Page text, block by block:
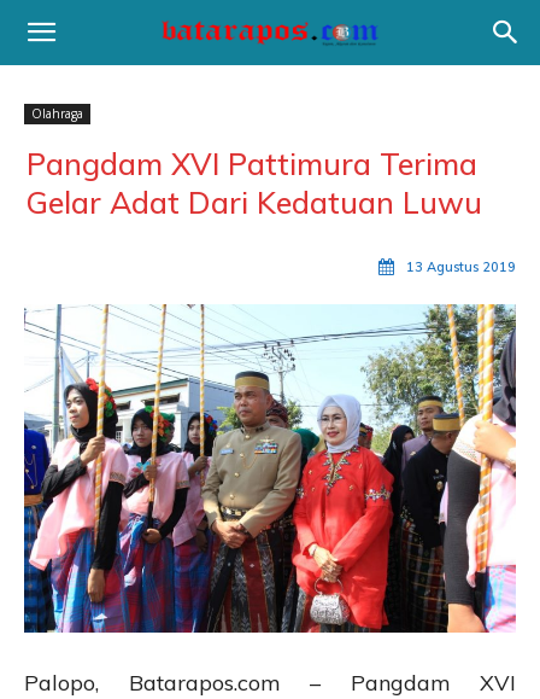
Olahraga
Pangdam XVI Pattimura Terima
Gelar Adat Dari Kedatuan Luwu
13 Agustus 2019
Palopo, Batarapos.com – Pangdam XVI